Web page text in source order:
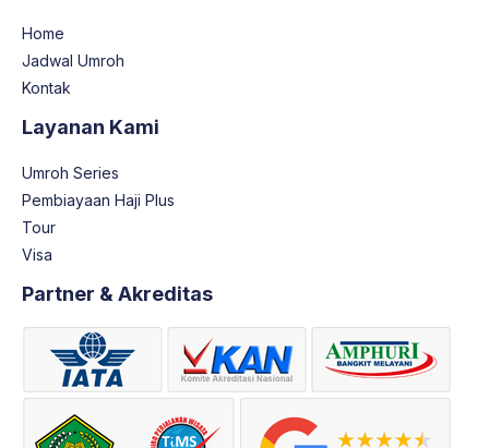
Home
Jadwal Umroh
Kontak
Layanan Kami
Umroh Series
Pembiayaan Haji Plus
Tour
Visa
Partner & Akreditas